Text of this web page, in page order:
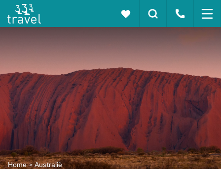
Home Australië